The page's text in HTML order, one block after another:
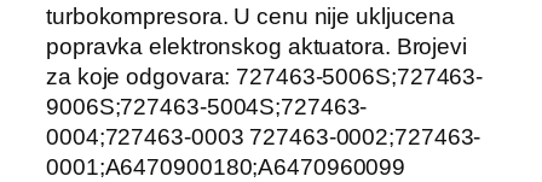
turbokompresora. U cenu nije ukljucena
popravka elektronskog aktuatora. Brojevi
za koje odgovara: 727463-5006S;727463-
9006S;727463-5004S;727463-
0004;727463-0003 727463-0002;727463-
0001;A6470900180;A6470960099